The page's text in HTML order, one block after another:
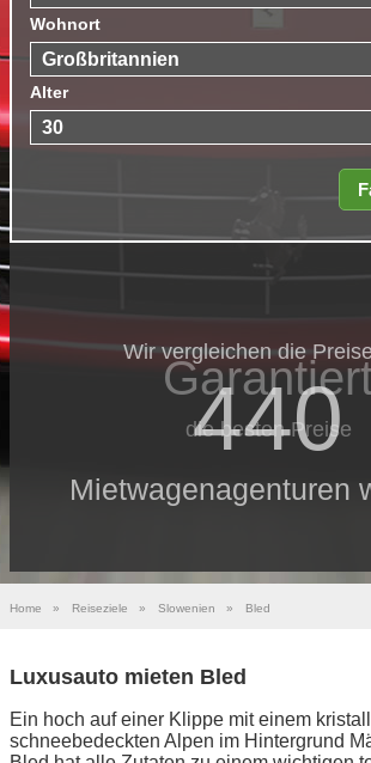
Wohnort
Alter
Wir vergleichen die
440
Mietwagenagenturen
die besten Preise
Home » Reiseziele » Slowenien » Bled
Luxusauto mieten Bled
Ein hoch auf einer Klippe mit einem
schneebedeckten Alpen im Hintergrund